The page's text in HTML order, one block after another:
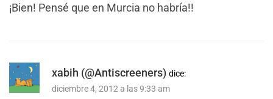
¡Bien! Pensé que en Murcia no habría!!
xabih (@Antiscreeners) dice:
diciembre 4, 2012 a las 9:33 am